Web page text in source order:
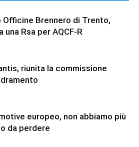
Officine Brennero di Trento,
una Rsa per AQCF-R
riunita la commissione
europeo, non abbiamo più
da perdere